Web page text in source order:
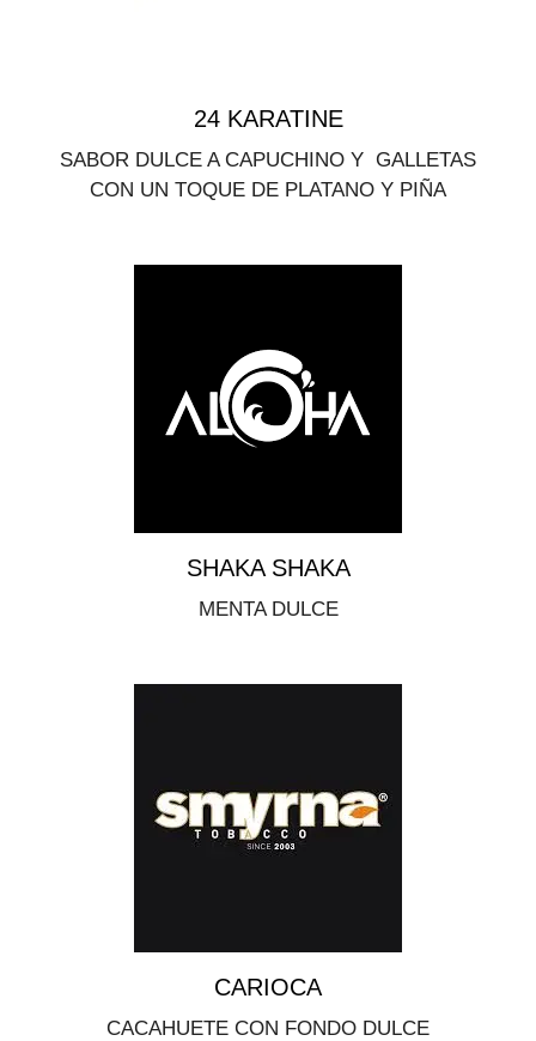
24 KARATINE
SABOR DULCE A CAPUCHINO Y GALLETAS
CON UN TOQUE DE PLATANO Y PIÑA
SHAKA SHAKA
MENTA DULCE
CARIOCA
CACAHUETE CON FONDO DULCE